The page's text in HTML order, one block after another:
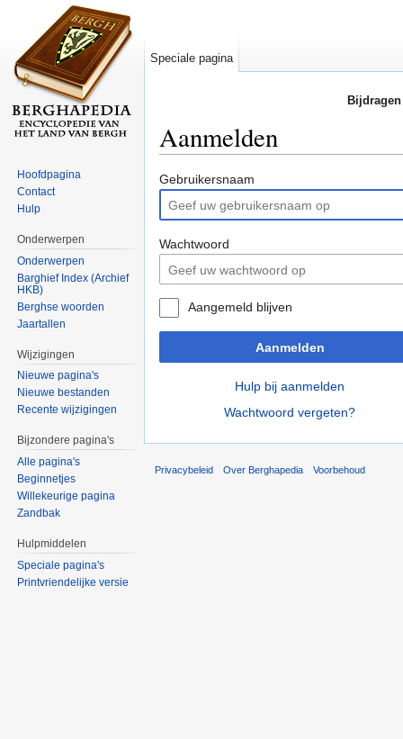
Aanmelden
Gebruikersnaam
Wachtwoord
Aangemeld blijven
Aanmelden
Hulp bij aanmelden
Wachtwoord vergeten?
Speciale pagina
Hoofdpagina
Contact
Hulp
Onderwerpen
Onderwerpen
Barghief Index (Archief
HKB)
Berghse woorden
Jaartallen
Wijzigingen
Nieuwe pagina's
Nieuwe bestanden
Recente wijzigingen
Bijzondere pagina's
Alle pagina's
Beginnetjes
Willekeurige pagina
Zandbak
Hulpmiddelen
Speciale pagina's
Printvriendelijke versie
Privacybeleid Over Berghapedia Voorbehoud